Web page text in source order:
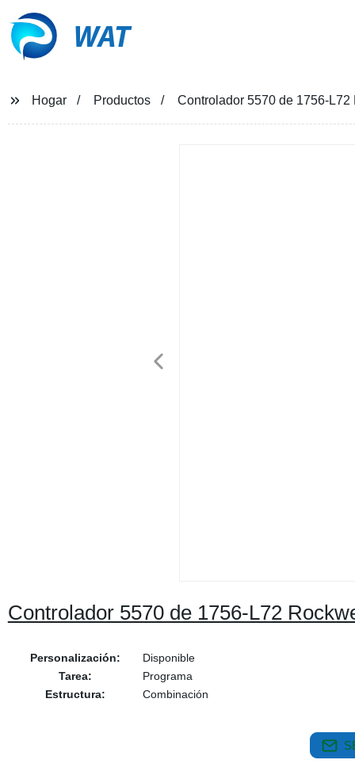
WAT
Hogar Productos Controlador 5570 de 1756-
Controlador 5570 de 1756-L72
Personalización:
Disponible
Tarea:
Programa
Estructura:
Combinación